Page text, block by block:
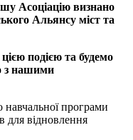
Асоціацію визнано
Альянсу міст та
подією та будемо
з нашими
програми
для відновлення